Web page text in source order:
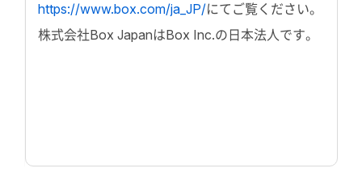
https://www.box.com/ja_JP/にてご覧ください。
株式会社Box JapanはBox Inc.の日本法人です。